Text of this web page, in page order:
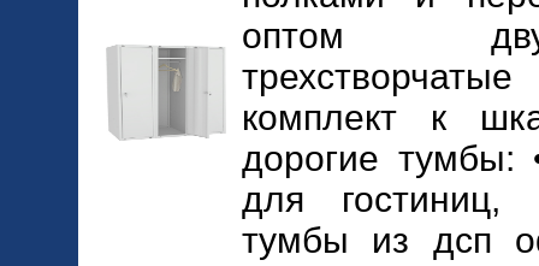
оптом
комплект к
дорогие тумбы:
для гостиниц,
тумбы из дсп